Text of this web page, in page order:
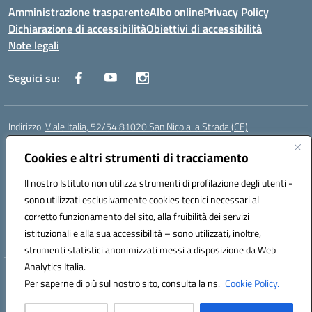
Cookies e altri strumenti di tracciamento
Il nostro Istituto non utilizza strumenti di profilazione degli utenti -
sono utilizzati esclusivamente cookies tecnici necessari al
corretto funzionamento del sito, alla fruibilità dei servizi
istituzionali e alla sua accessibilità – sono utilizzati, inoltre,
strumenti statistici anonimizzati messi a disposizione da Web
Analytics Italia.
Per saperne di più sul nostro sito, consulta la ns. Cookie Policy.
Amministrazione trasparenteAlbo onlinePrivacy Policy
Dichiarazione di accessibilitàObiettivi di accessibilità
Note legali
Seguici su:
Indirizzo:Viale Italia, 52/54 81020 San Nicola la Strada (CE)
Centralino:
Posta elettronica certificata (PEC):ceic86700d@pec.istruzione.it
Codice fiscale: 93081990611
Codice meccanografico:CEIC86700D
Codice Indice delle Pubbliche Amministrazioni (IPA): istsc_ceic86700d
Codice unico di fatturazione (CUF): XLWGV9
Hosting & Powered by 3D Solution S.r.l.
Concept & Design by Designers Italia